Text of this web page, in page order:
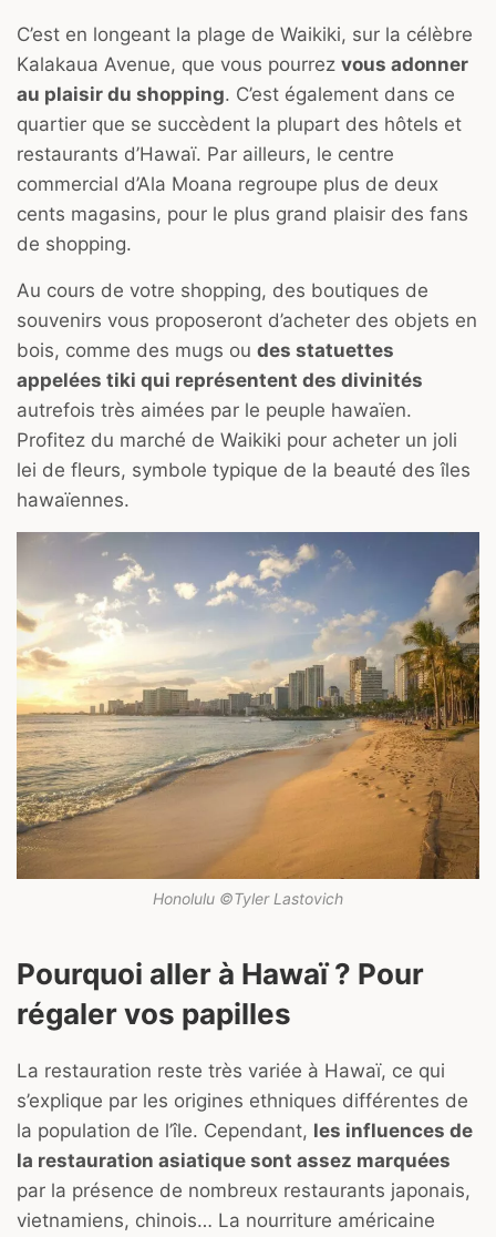
C’est en longeant la plage de Waikiki, sur la célèbre
Kalakaua Avenue, que vous pourrez vous adonner
au plaisir du shopping. C’est également dans ce
quartier que se succèdent la plupart des hôtels et
restaurants d’Hawaï. Par ailleurs, le centre
commercial d’Ala Moana regroupe plus de deux
cents magasins, pour le plus grand plaisir des fans
de shopping.
Au cours de votre shopping, des boutiques de
souvenirs vous proposeront d’acheter des objets en
bois, comme des mugs ou des statuettes
appelées tiki qui représentent des divinités
autrefois très aimées par le peuple hawaïen.
Profitez du marché de Waikiki pour acheter un joli
lei de fleurs, symbole typique de la beauté des îles
hawaïennes.
Honolulu ©Tyler Lastovich
Pourquoi aller à Hawaï ? Pour
régaler vos papilles
La restauration reste très variée à Hawaï, ce qui
s’explique par les origines ethniques différentes de
la population de l’île. Cependant, les influences de
la restauration asiatique sont assez marquées
par la présence de nombreux restaurants japonais,
vietnamiens, chinois… La nourriture américaine